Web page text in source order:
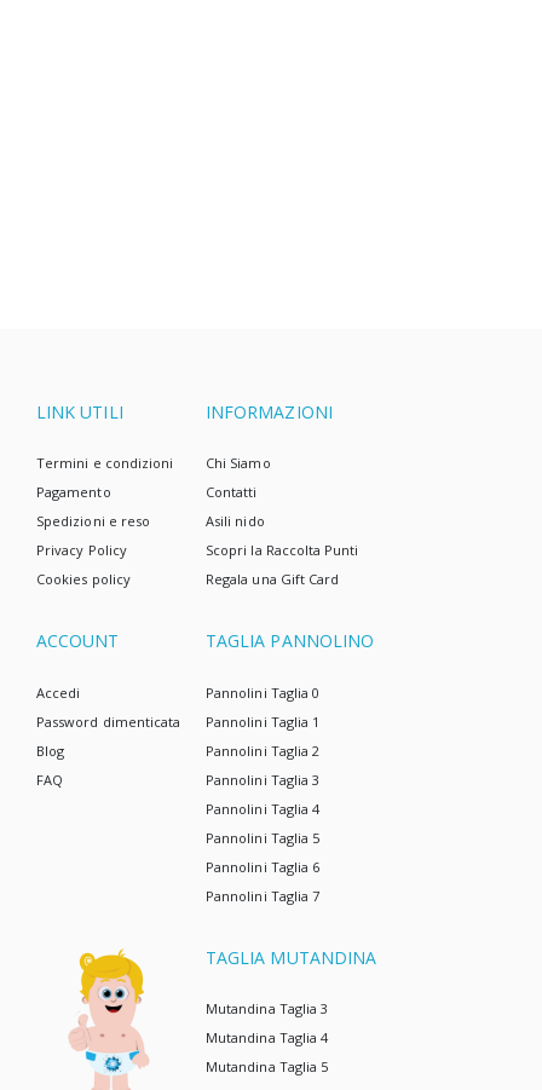
LINK UTILI
Termini e condizioni
Pagamento
Spedizioni e reso
Privacy Policy
Cookies policy
INFORMAZIONI
Chi Siamo
Contatti
Asili nido
Scopri la Raccolta Punti
Regala una Gift Card
ACCOUNT
Accedi
Password dimenticata
Blog
FAQ
TAGLIA PANNOLINO
Pannolini Taglia 0
Pannolini Taglia 1
Pannolini Taglia 2
Pannolini Taglia 3
Pannolini Taglia 4
Pannolini Taglia 5
Pannolini Taglia 6
Pannolini Taglia 7
TAGLIA MUTANDINA
Mutandina Taglia 3
Mutandina Taglia 4
Mutandina Taglia 5